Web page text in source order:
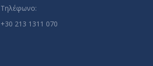
Τηλέφωνο:
+30 213 1311 070